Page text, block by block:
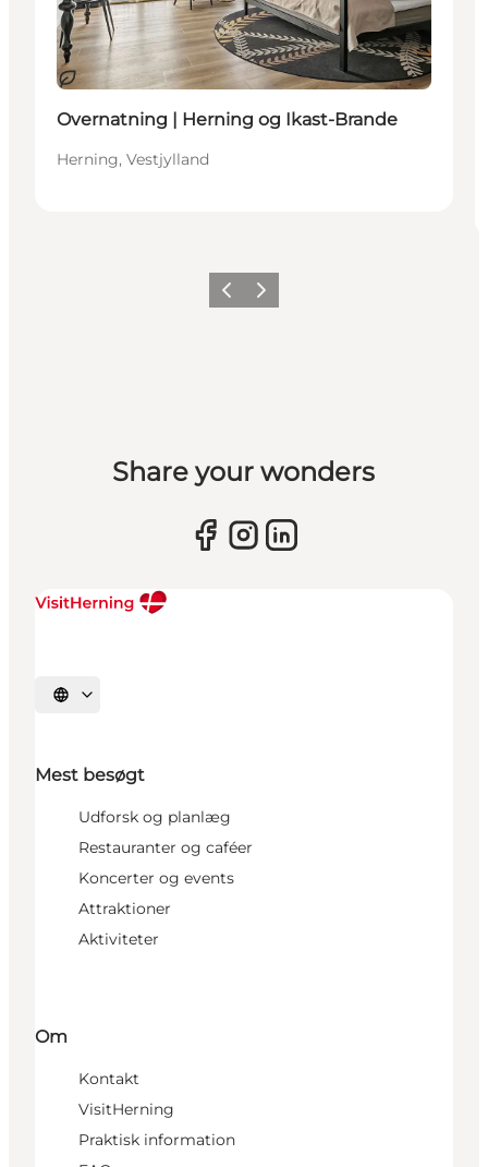
Bæredygtige oplevelser
Overnatning | Herning og Ikast-Brande
Herning, Vestjylland
Forrige billede
Næste billede
Share your wonders
Vælg sprog
Mest besøgt
Udforsk og planlæg
Restauranter og caféer
Koncerter og events
Attraktioner
Aktiviteter
Om
Kontakt
VisitHerning
Praktisk information